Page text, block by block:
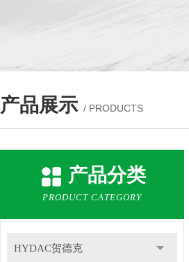
产品展示 / PRODUCTS
产品分类
PRODUCT CATEGORY
HYDAC贺德克